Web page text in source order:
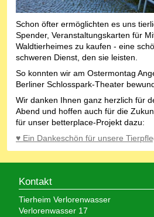
Schon öfter ermöglichten es uns
Spender, Veranstaltungskarten für
Waldtierheimes zu kaufen - eine
schweren Dienst, den sie leisten.
So konnten wir am Ostermontag
Berliner Schlosspark-Theater
Wir danken Ihnen ganz herzlich für
Abend und hoffen auch für die
für unser betterplace-Projekt dazu:
♥ Ein Dankeschön für unsere
Kontakt
Tierheim Verlorenwasser
Verlorenwasser 17